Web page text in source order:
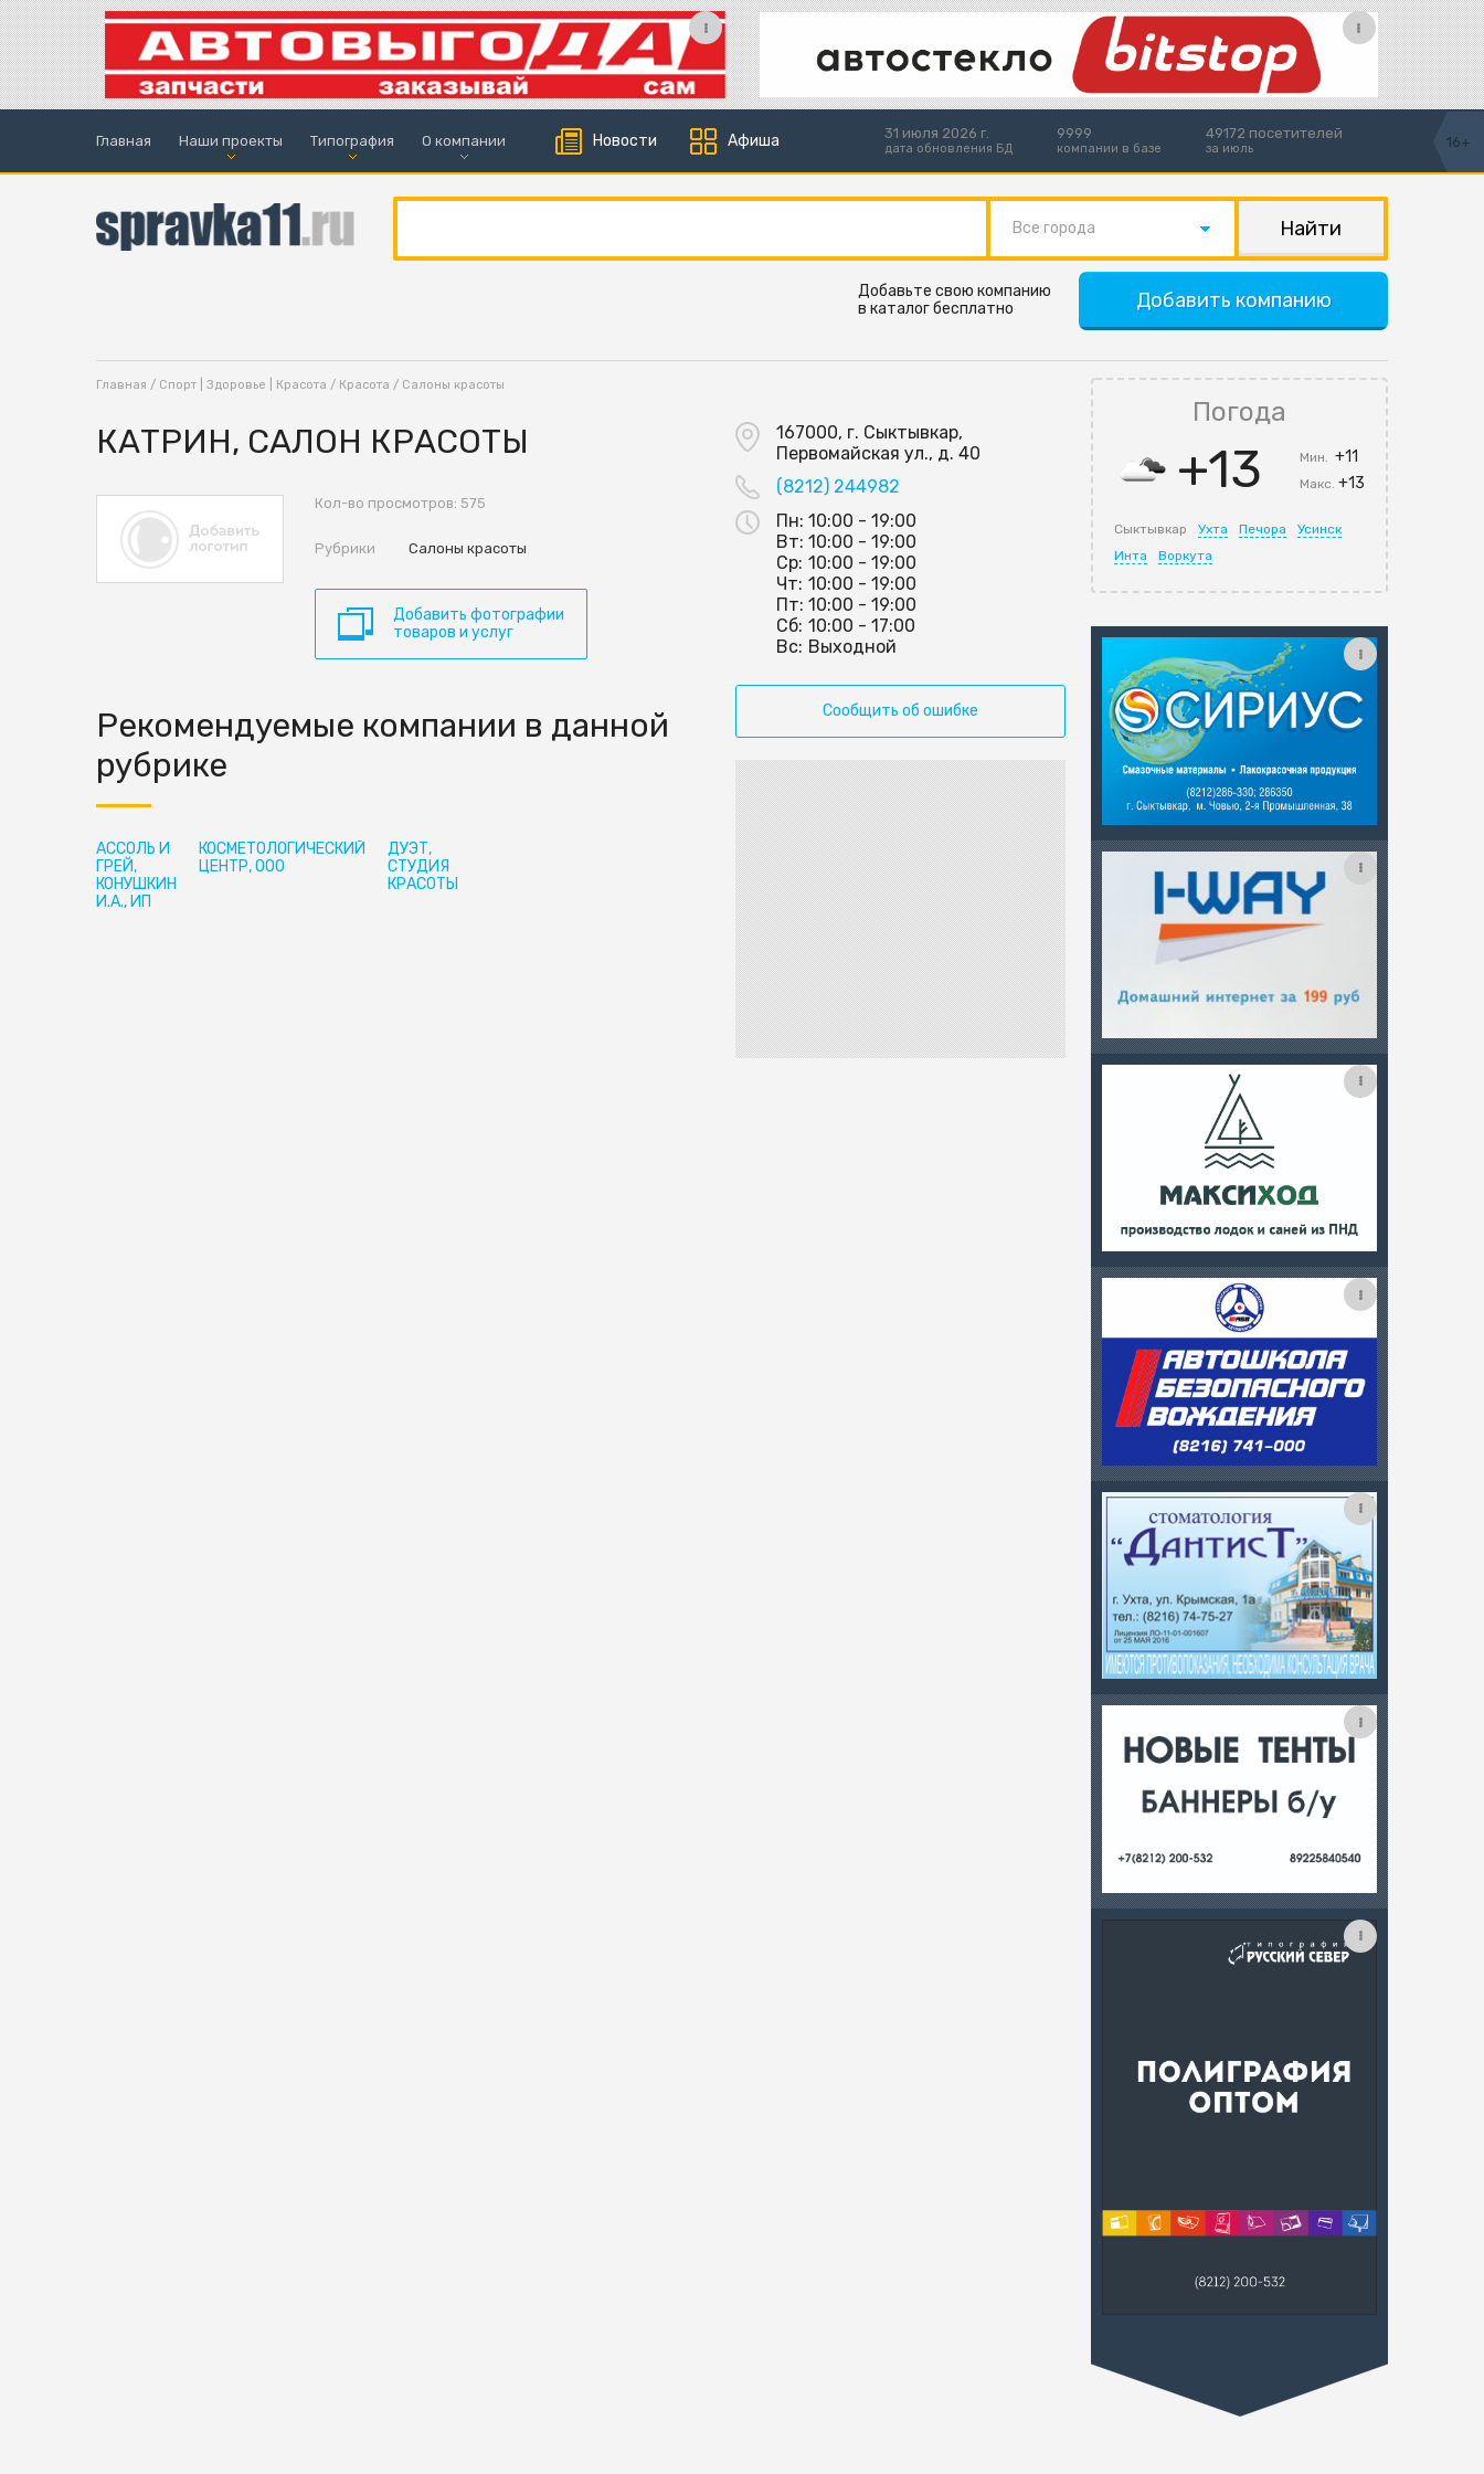
Главная Наши проекты Типография О компании Новости Афиша 31 июля 2026 г.
дата обновления БД
9999
компании в базе
49172 посетителей
за июль 16+
Все города
Добавить компанию
Добавьте свою компанию
в каталог бесплатно
Главная / Спорт | Здоровье | Красота / Красота / Салоны красоты
КАТРИН, САЛОН КРАСОТЫ
Кол-во просмотров: 575
Рубрики Салоны красоты
167000, г. Сыктывкар,
Первомайская ул., д. 40
(8212) 244982
Пн:10:00 - 19:00
Вт:10:00 - 19:00
Ср: 10:00 - 19:00
Чт: 10:00 - 19:00
Пт:10:00 - 19:00
Сб: 10:00 - 17:00
Вс: Выходной
Сообщить об ошибке
Добавить фотографии
товаров и услуг
Рекомендуемые компании в данной
рубрике
АССОЛЬ И
ГРЕЙ,
КОНУШКИН
И.А., ИП
КОСМЕТОЛОГИЧЕСКИЙ
ЦЕНТР, ООО
ДУЭТ,
СТУДИЯ
КРАСОТЫ
Погода
+13 Мин.+11
Макс.+13
Сыктывкар Ухта Печора
Усинск
Инта
Воркута